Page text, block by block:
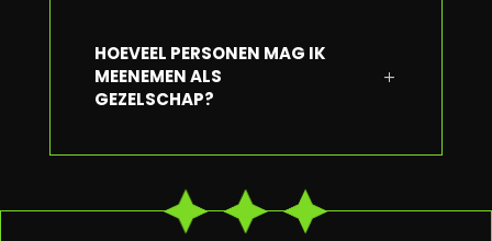
HOEVEEL PERSONEN MAG IK
MEENEMEN ALS
GEZELSCHAP?